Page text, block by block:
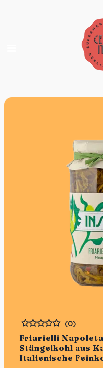
Friarielli
Stängelkohl aus
Italienische
Bewertet
(0)